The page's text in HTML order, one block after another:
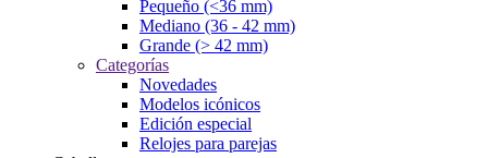
Pequeño (<36 mm)
Mediano (36 - 42 mm)
Grande (> 42 mm)
Categorías
Novedades
Modelos icónicos
Edición especial
Relojes para parejas